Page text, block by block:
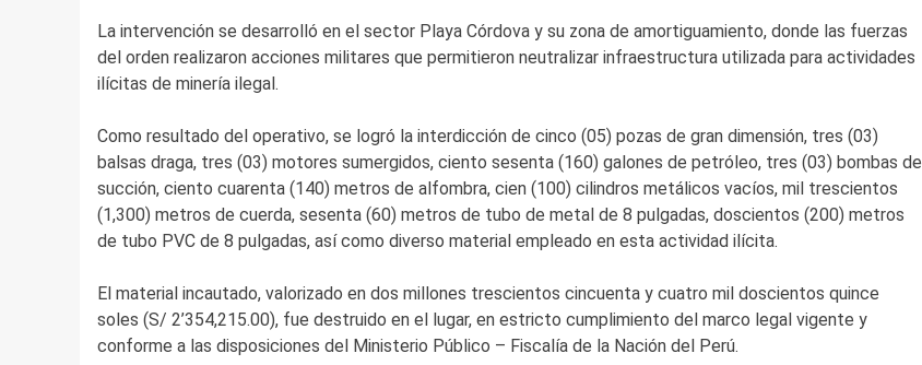
La intervención se desarrolló en el sector Playa Córdova y su zona de amortiguamiento, donde las fuerzas
del orden realizaron acciones militares que permitieron neutralizar infraestructura utilizada para actividades
ilícitas de minería ilegal.
Como resultado del operativo, se logró la interdicción de cinco (05) pozas de gran dimensión, tres (03)
balsas draga, tres (03) motores sumergidos, ciento sesenta (160) galones de petróleo, tres (03) bombas de
succión, ciento cuarenta (140) metros de alfombra, cien (100) cilindros metálicos vacíos, mil trescientos
(1,300) metros de cuerda, sesenta (60) metros de tubo de metal de 8 pulgadas, doscientos (200) metros
de tubo PVC de 8 pulgadas, así como diverso material empleado en esta actividad ilícita.
El material incautado, valorizado en dos millones trescientos cincuenta y cuatro mil doscientos quince
soles (S/ 2’354,215.00), fue destruido en el lugar, en estricto cumplimiento del marco legal vigente y
conforme a las disposiciones del Ministerio Público – Fiscalía de la Nación del Perú.